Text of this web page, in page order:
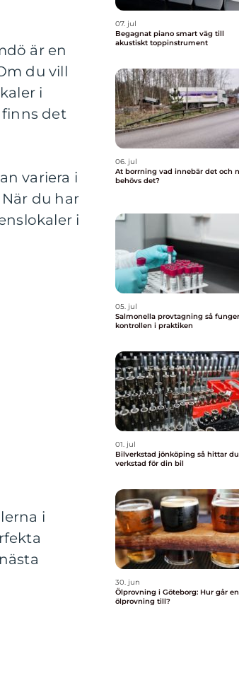
är en
du vill
i
det
variera i
du har
i
i
07. jul
Begagnat piano smart väg till
akustiskt toppinstrument
06. jul
At borrning vad innebär det och när
behövs det?
05. jul
Salmonella provtagning så fungerar
kontrollen i praktiken
01. jul
Bilverkstad jönköping så hittar du rätt
verkstad för din bil
30. jun
Ölprovning i Göteborg: Hur går en
ölprovning till?